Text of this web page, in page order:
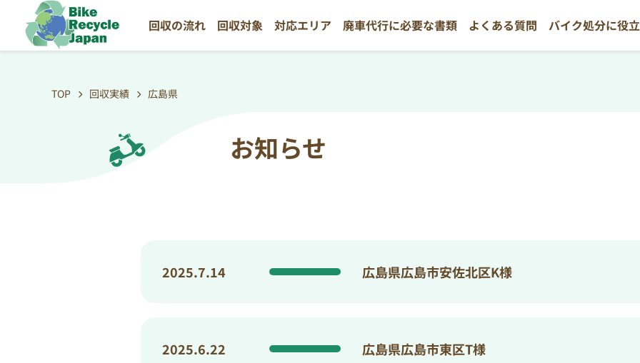
回収の流れ 回収対象 対応エリア 廃車代行に必要な書類 よくある質問 バイク処分に役
TOP 回収実績 広島県
お知らせ
2025.7.14 広島県広島市安佐北区K様
2025.6.22 広島県広島市東区T様